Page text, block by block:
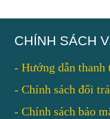
CHÍNH SÁCH
- Hướng dẫn thanh
- Chính sách đổi trả
- Chính sách bảo